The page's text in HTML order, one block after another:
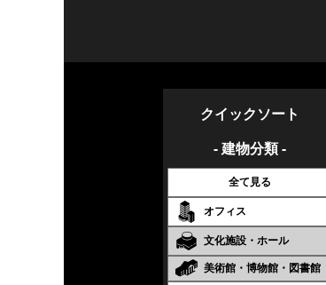
クイックソート
- 建物分類 -
全て見る
オフィス
文化施設・ホール
美術館・博物館・図書館